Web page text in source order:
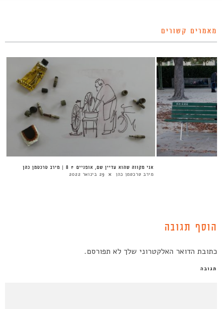
מאמרים קשורים
אני מקווה שהוא עדיין שם, אופניים # 8 | מירב טרכטמן כהן
מירב טרכטמן כהן 29 בינואר 2022
הוסף תגובה
כתובת הדואר האלקטרוני שלך לא תפורסם.
תגובה